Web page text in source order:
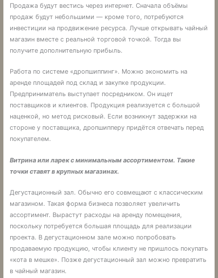
Продажа будут вестись через интернет. Сначала объёмы
продаж будут небольшими — кроме того, потребуются
инвестиции на продвижение ресурса. Лучше открывать чайный
магазин вместе с реальной торговой точкой. Тогда вы
получите дополнительную прибыль.
Работа по системе «дропшиппинг». Можно экономить на
аренде площадей под склад и закупке продукции.
Предприниматель выступает посредником. Он ищет
поставщиков и клиентов. Продукция реализуется с большой
наценкой, но метод рисковый. Если возникнут задержки на
стороне у поставщика, дропшипперу придётся отвечать перед
покупателем.
Витрина или ларек с минимальным ассортиментом. Такие
точки ставят в крупных магазинах.
Дегустационный зал. Обычно его совмещают с классическим
магазином. Такая форма бизнеса позволяет увеличить
ассортимент. Вырастут расходы на аренду помещения,
поскольку потребуется большая площадь для реализации
проекта. В дегустационном зале можно попробовать
продаваемую продукцию, чтобы клиенту не пришлось покупать
«кота в мешке». Позже дегустационный зал можно превратить
в чайный магазин.